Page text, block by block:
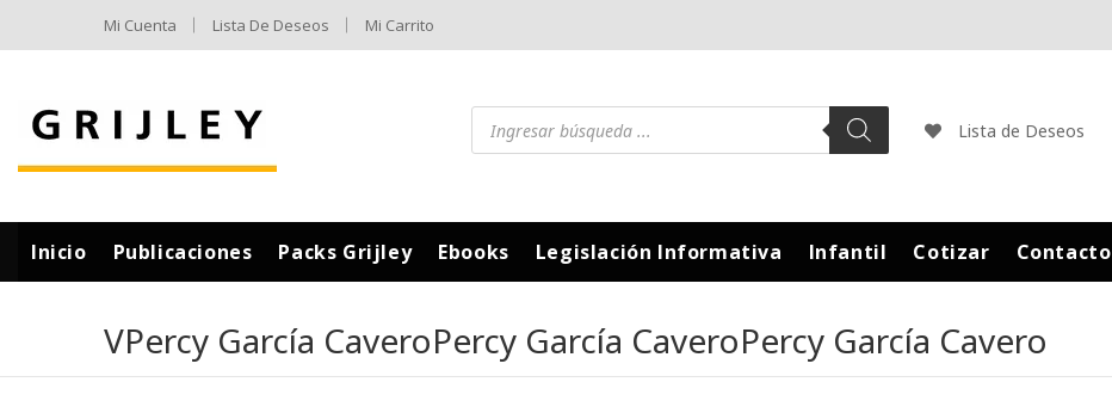
Mi Cuenta Lista De Deseos Mi Carrito
Lista de Deseos
Inicio Publicaciones Packs Grijley Ebooks Legislación Informativa Infantil Cotizar Contacto
VPercy García CaveroPercy García CaveroPercy García Cavero